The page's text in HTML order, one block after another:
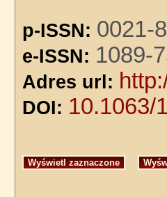
p-ISSN: 0021-
e-ISSN: 1089-
Adres url:
DOI: 10.1063/